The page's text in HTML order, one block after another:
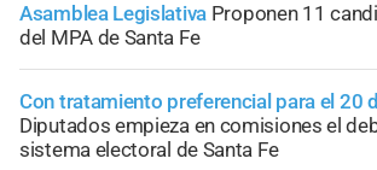
Asamblea Legislativa Proponen 11
del MPA de Santa Fe
Con tratamiento preferencial para el 20
Diputados empieza en comisiones el
sistema electoral de Santa Fe